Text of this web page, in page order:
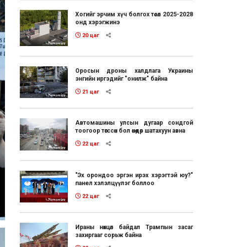
Хогийг эрчим хүч болгох төсөл 2025-2028
онд хэрэгжинэ
20 цаг
Оросын дроны халдлага Украины
энгийн иргэдийг "онилж" байна
21 цаг
Автомашины улсын дугаар сондгой
тоогоор төгссөн бол өнөөдөр шатахуун авна
22 цаг
"Эх орондоо эргэн ирэх хэрэгтэй юу?"
панел хэлэлцүүлэг боллоо
22 цаг
Ираны нөхцөл байдал Трампын засаг
захиргааг сорьж байна